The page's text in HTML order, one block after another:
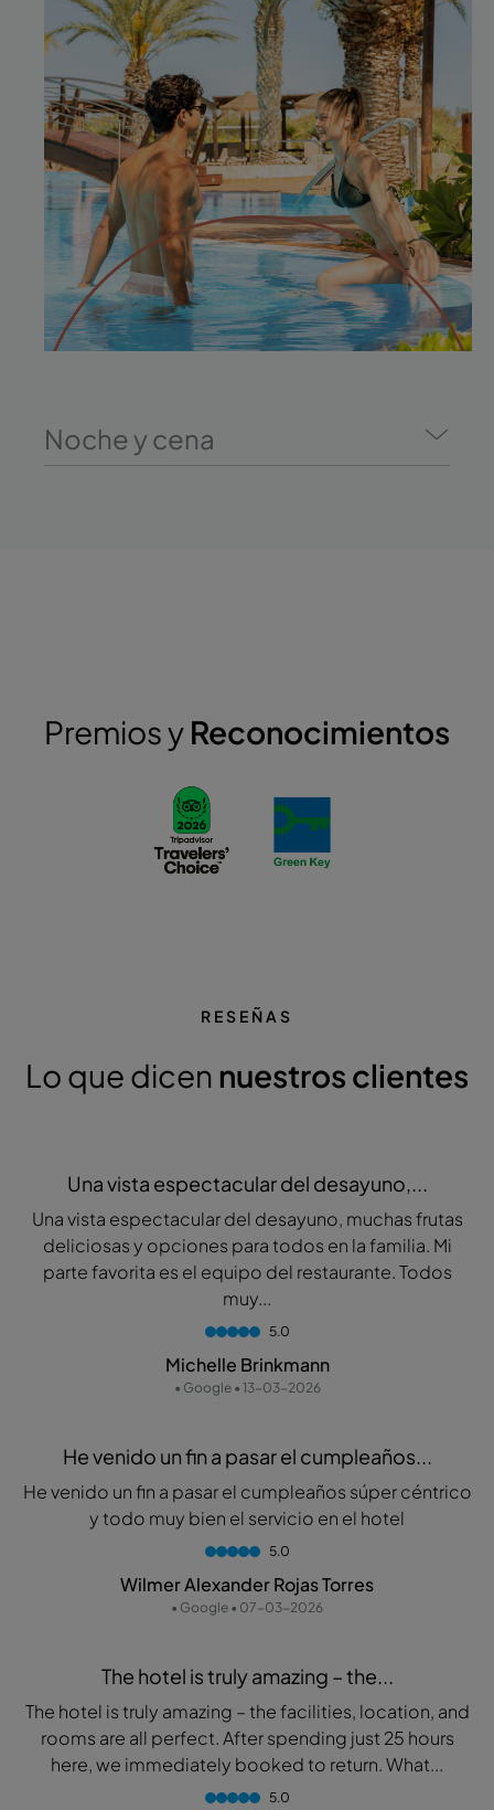
Noche y cena
Premios y Reconocimientos
RESEÑAS
Lo que dicen nuestros clientes
Una vista espectacular del desayuno,...
Una vista espectacular del desayuno, muchas frutas
deliciosas y opciones para todos en la familia. Mi
parte favorita es el equipo del restaurante. Todos
muy...
5.0
Michelle Brinkmann
• Google • 13-03-2026
He venido un fin a pasar el cumpleaños...
He venido un fin a pasar el cumpleaños súper céntrico
y todo muy bien el servicio en el hotel
5.0
Wilmer Alexander Rojas Torres
• Google • 07-03-2026
The hotel is truly amazing – the...
The hotel is truly amazing – the facilities, location, and
rooms are all perfect. After spending just 25 hours
here, we immediately booked to return. What...
5.0